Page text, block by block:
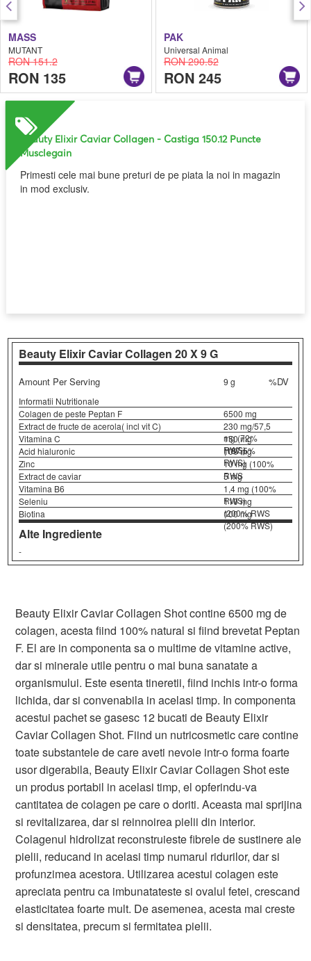
MASS
MUTANT
RON 151.2
RON 135
PAK
Universal Animal
RON 290.52
RON 245
Beauty Elixir Caviar Collagen- Castiga 150.12 Puncte
Musclegain
Primesti cele mai bune preturi de pe piata la noi in magazin
in mod exclusiv.
Beauty Elixir Caviar Collagen20 X 9 G
Amount Per Serving %DV
Informatii Nutritionale
9 g
Colagen de peste Peptan F
6500 mg
Extract de fructe de acerola( incl vit C)
230 mg/57,5
mg (72%
RWS)
Vitamina C
150 mg
(187,5%
RWS)
Acid hialuronic
100 mg
Zinc
10 mg (100%
RWS
Extract de caviar
5 mg
Vitamina B6
1,4 mg (100%
RWS)
Seleniu
110 mg
(200% RWS
Biotina
100 mg
(200% RWS)
Alte Ingrediente
-
Beauty Elixir Caviar Collagen Shot contine 6500 mg de
colagen, acesta fiind 100% natural si fiind brevetat Peptan
F. El are in componenta sa o multime de vitamine active,
dar si minerale utile pentru o mai buna sanatate a
organismului. Este esenta tineretii, fiind inchis intr-o forma
lichida, dar si convenabila in acelasi timp. In componenta
acestui pachet se gasesc 12 bucati de Beauty Elixir
Caviar Collagen Shot. Fiind un nutricosmetic care contine
toate substantele de care aveti nevoie intr-o forma foarte
usor digerabila, Beauty Elixir Caviar Collagen Shot este
un produs portabil in acelasi timp, el opferindu-va
cantitatea de colagen pe care o doriti. Aceasta mai sprijina
si revitalizarea, dar si reinnoirea pielii din interior.
Colagenul hidrolizat reconstruieste fibrele de sustinere ale
pielii, reducand in acelasi timp numarul ridurilor, dar si
profunzimea acestora. Utilizarea acestui colagen este
apreciata pentru ca imbunatateste si ovalul fetei, crescand
elasticitatea foarte mult. De asemenea, acesta mai creste
si densitatea, precum si fermitatea pielii.